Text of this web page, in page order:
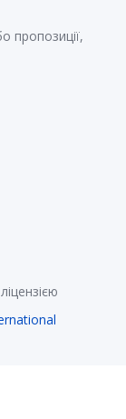
пропозиції,